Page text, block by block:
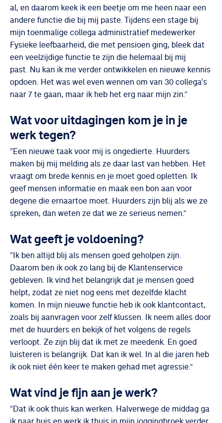
al, en daarom keek ik een beetje om me heen naar een
andere functie die bij mij paste. Tijdens een stage bij
mijn toenmalige collega administratief medewerker
Fysieke leefbaarheid, die met pensioen ging, bleek dat
een veelzijdige functie te zijn die helemaal bij mij
past. Nu kan ik me verder ontwikkelen en nieuwe kennis
opdoen. Het was wel even wennen om van 30 collega’s
naar 7 te gaan, maar ik heb het erg naar mijn zin.”
Wat voor uitdagingen kom je in je
werk tegen?
“Een nieuwe taak voor mij is ongedierte. Huurders
maken bij mij melding als ze daar last van hebben. Het
vraagt om brede kennis en je moet goed opletten. Ik
geef mensen informatie en maak een bon aan voor
degene die ernaartoe moet. Huurders zijn blij als we ze
spreken, dan weten ze dat we ze serieus nemen.”
Wat geeft je voldoening?
“Ik ben altijd blij als mensen goed geholpen zijn.
Daarom ben ik ook zo lang bij de Klantenservice
gebleven. Ik vind het belangrijk dat je mensen goed
helpt, zodat ze niet nog eens met dezelfde klacht
komen. In mijn nieuwe functie heb ik ook klantcontact,
zoals bij aanvragen voor zelf klussen. Ik neem alles door
met de huurders en bekijk of het volgens de regels
verloopt. Ze zijn blij dat ik met ze meedenk. En goed
luisteren is belangrijk. Dat kan ik wel. In al die jaren heb
ik ook niet één keer te maken gehad met agressie.”
Wat vind je fijn aan je werk?
“Dat ik ook thuis kan werken. Halverwege de middag ga
ik naar huis en werk ik thuis in mijn joggingbroek verder.